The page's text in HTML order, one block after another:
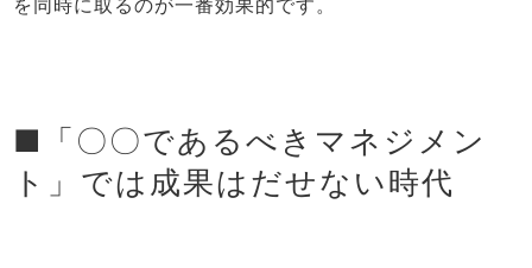
■「〇〇であるべきマネジメン
ト」では成果はだせない時代